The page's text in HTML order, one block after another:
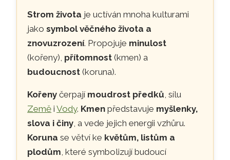
Strom života je uctíván mnoha kulturami
jakosymbol věčného života a
znovuzrození. Propojuje minulost
(kořeny), přítomnost (kmen) a
budoucnost (koruna).
Kořeny čerpají moudrost předků , sílu
Země iVody. Kmen představuje myšlenky,
slova i činy , a vede jejich energii vzhůru.
Koruna se větví ke květům, listům a
plodům , které symbolizují budoucí